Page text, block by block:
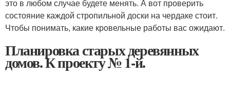
это в любом случае будете менять. А вот проверить
состояние каждой стропильной доски на чердаке стоит.
Чтобы понимать, какие кровельные работы вас ожидают.
Планировка старых деревянных
домов. К проекту № 1-й.